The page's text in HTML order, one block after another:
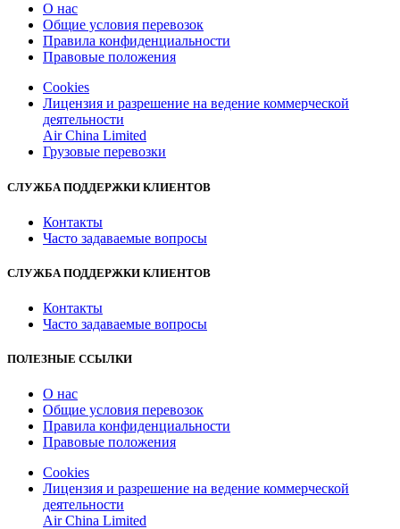
О нас
Общие условия перевозок
Правила конфиденциальности
Правовые положения
Cookies
Лицензия и разрешение на ведение коммерческой
деятельности
Air China Limited
Грузовые перевозки
СЛУЖБА ПОДДЕРЖКИ КЛИЕНТОВ
Контакты
Часто задаваемые вопросы
СЛУЖБА ПОДДЕРЖКИ КЛИЕНТОВ
Контакты
Часто задаваемые вопросы
ПОЛЕЗНЫЕ ССЫЛКИ
О нас
Общие условия перевозок
Правила конфиденциальности
Правовые положения
Cookies
Лицензия и разрешение на ведение коммерческой
деятельности
Air China Limited